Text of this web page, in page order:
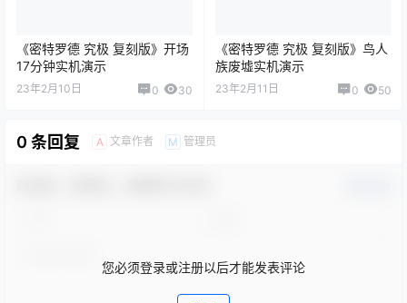
《密特罗德 究极 复刻版》开场
17分钟实机演示
23年2月10日 0 30
《密特罗德 究极 复刻版》鸟人
族废墟实机演示
23年2月11日 0 50
0 条回复 A 文章作者 M 管理员
您必须登录或注册以后才能发表评论